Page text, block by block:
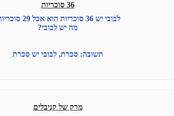
36 סוכריות
לבובי יש 36 סוכריות הוא אכל 29 סוכריות.
מה יש לבובי?
תשובה: סכרת, לבובי יש סכרת
מרק של קניבלים